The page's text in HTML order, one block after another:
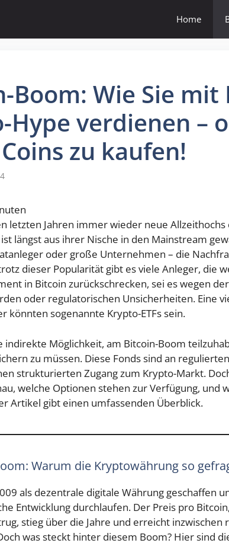
Home
Boom: Wie Sie mit
Hype verdienen –
zu kaufen!
letzten Jahren immer wieder neue
längst aus ihrer Nische in den Mainstream
oder große Unternehmen – die
dieser Popularität gibt es viele Anleger, die
in Bitcoin zurückschrecken, sei es wegen
oder regulatorischen Unsicherheiten. Eine
könnten sogenannte Krypto-ETFs sein.
indirekte Möglichkeit, am Bitcoin-Boom
zu müssen. Diese Fonds sind an
strukturierten Zugang zum Krypto-Markt.
welche Optionen stehen zur Verfügung, und
Artikel gibt einen umfassenden Überblick.
Warum die Kryptowährung so
als dezentrale digitale Währung geschaffen
Entwicklung durchlaufen. Der Preis pro
stieg über die Jahre und erreicht inzwischen
was steckt hinter diesem Boom? Hier sind